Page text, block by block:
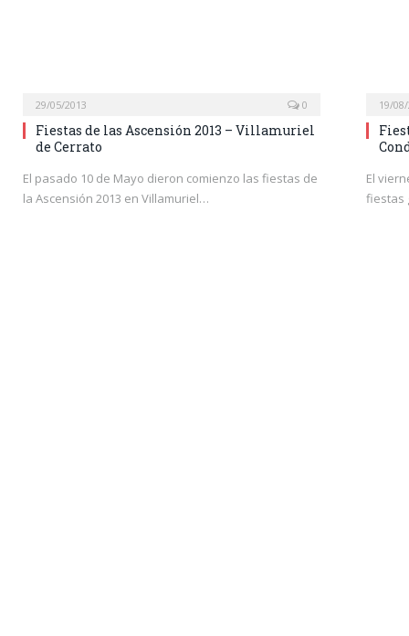
29/05/2013 0
Fiestas de las Ascensión 2013 – Villamuriel
de Cerrato
El pasado 10 de Mayo dieron comienzo las fiestas de
la Ascensión 2013 en Villamuriel…
19/
El
fiestas